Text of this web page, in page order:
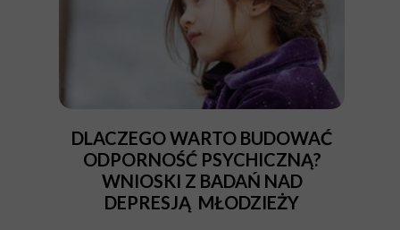
DLACZEGO WARTO BUDOWAĆ
ODPORNOŚĆ PSYCHICZNĄ?
WNIOSKI Z BADAŃ NAD
DEPRESJĄ MŁODZIEŻY